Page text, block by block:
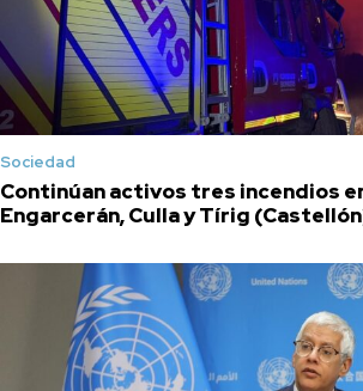
Sociedad
Continúan activos tres incendios
Engarcerán, Culla y Tírig